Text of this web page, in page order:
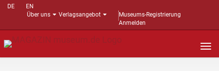
DE
EN
Über uns
Verlagsangebot
Museums-Registrierung
Anmelden